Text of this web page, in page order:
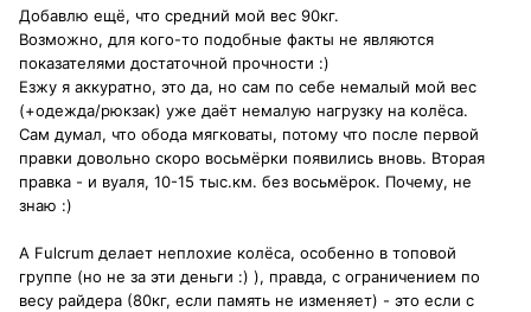
Добавлю ещё, что средний мой вес 90кг.
Возможно, для кого-то подобные факты не являются
показателями достаточной прочности :)
Езжу я аккуратно, это да, но сам по себе немалый мой вес
(+одежда/рюкзак) уже даёт немалую нагрузку на колёса.
Сам думал, что обода мягковаты, потому что после первой
правки довольно скоро восьмёрки появились вновь. Вторая
правка - и вуаля, 10-15 тыс.км. без восьмёрок. Почему, не
знаю :)
А Fulcrum делает неплохие колёса, особенно в топовой
группе (но не за эти деньги :) ), правда, с ограничением по
весу райдера (80кг, если память не изменяет) - это если с